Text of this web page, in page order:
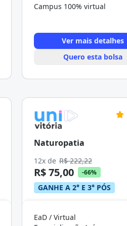
Campus 100% virtual
Ver mais detalhes
Quero esta bolsa
Naturopatia
12x de R$ 222,22
R$ 75,00 -66%
GANHE A 2° E 3° PÓS
EaD / Virtual